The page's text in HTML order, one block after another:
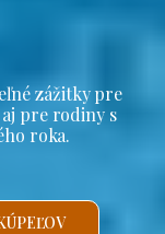
zážitky pre
pre rodiny s
roka.